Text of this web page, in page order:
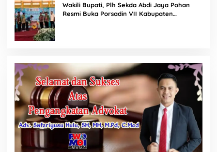
Wakili Bupati, Plh Sekda Abdi Jaya Pohan
Resmi Buka Porsadin VII Kabupaten